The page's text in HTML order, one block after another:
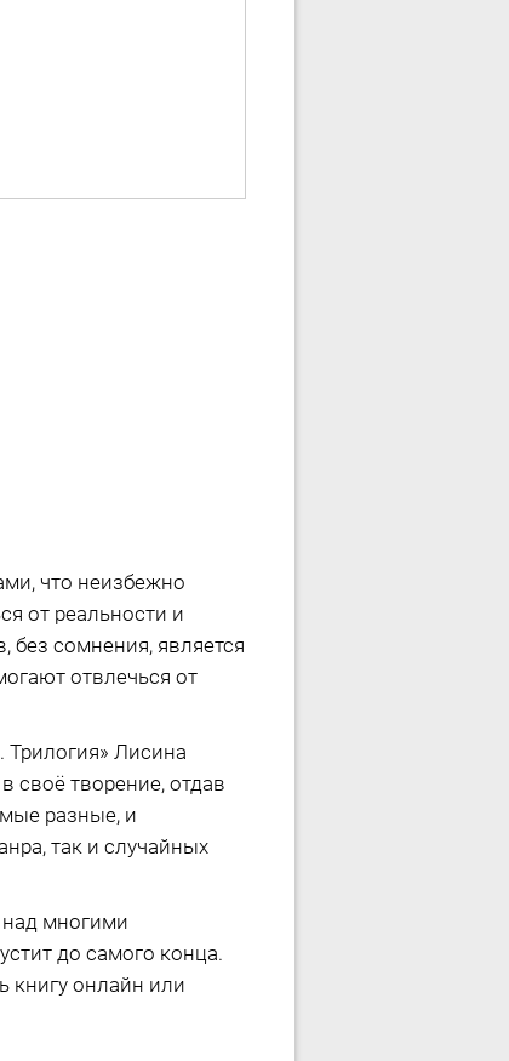
что неизбежно
от реальности и
сомнения, является
отвлечься от
Трилогия» Лисина
своё творение, отдав
разные, и
так и случайных
над многими
до самого конца.
книгу онлайн или